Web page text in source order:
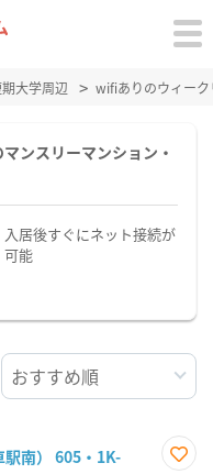
大学周辺 wifiありのウィー
ンスリーマンション・
入居後すぐにネット接続が
可能
南） 605・1K-